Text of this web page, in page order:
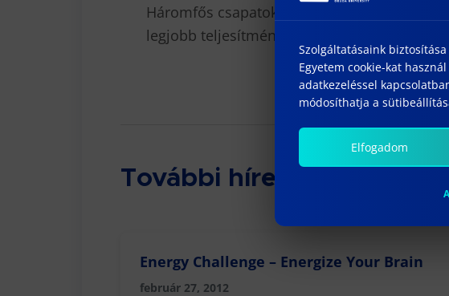
Háromfős csapatok jelentkezéseit várjuk,
legjobb teljesítményt nyújtó csapat tagjai
További híreink
Energy Challenge – Energize Your Brain
február 27, 2012
Szolgáltatásaink
Egyetem cookie-kat
adatkezeléssel
módosíthatja a
Elfogadom